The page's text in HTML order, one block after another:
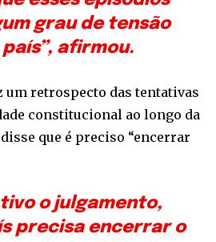
grau de tensão
afirmou.
um retrospecto das tentativas
constitucional ao longo da
que é preciso “encerrar
o julgamento,
precisa encerrar o